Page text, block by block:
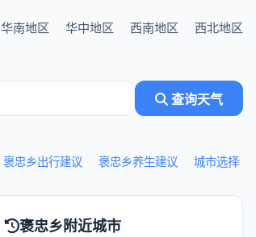
华南地区 华中地区 西南地区 西北地区
查询天气
褒忠乡出行建议 褒忠乡养生建议 城市选择
褒忠乡附近城市